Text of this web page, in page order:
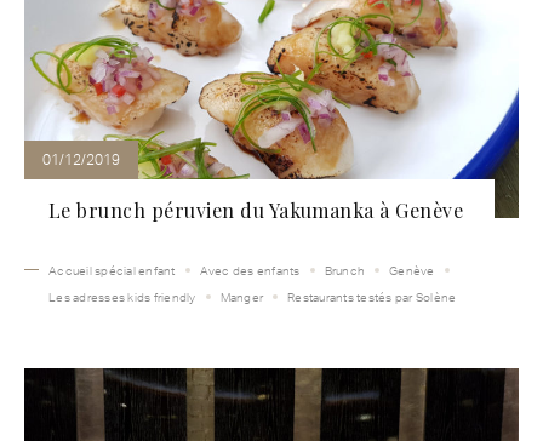
01/12/2019
Le brunch péruvien du Yakumanka à Genève
Accueil spécial enfant Avec des enfants Brunch
Genève
Les adresses kids friendly
Manger Restaurants testés par Solène